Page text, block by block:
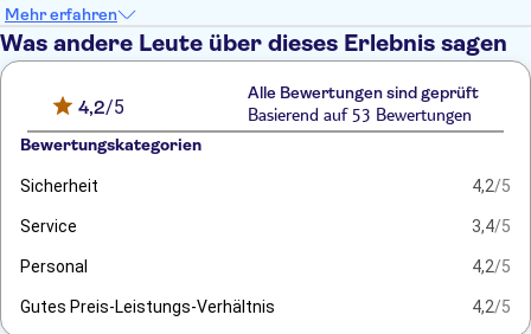
Mehr erfahren
Was andere Leute über dieses Erlebnis sagen
4,2/5
Alle Bewertungen sind geprüft
Basierend auf 53 Bewertungen
Bewertungskategorien
Sicherheit 4,2/5
Service 3,4/5
Personal 4,2/5
Gutes Preis-Leistungs-Verhältnis 4,2/5